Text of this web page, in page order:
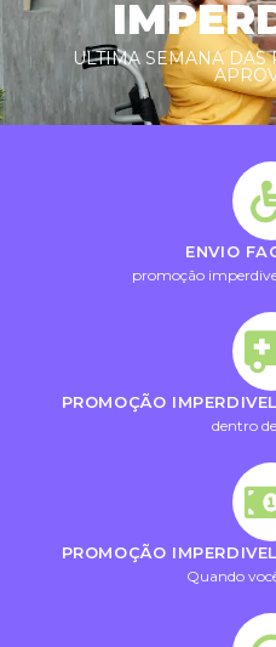
ULTIMA SEMANA DAS
ENVIO
promoção
PROMOÇÃO
dentro
PROMOÇÃO
Quando